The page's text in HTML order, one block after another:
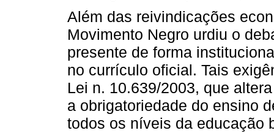
Além das reivindicações
Movimento Negro urdiu o
presente de forma
no currículo oficial. Tais
Lei n. 10.639/2003, que
a obrigatoriedade do ensino
todos os níveis da educação